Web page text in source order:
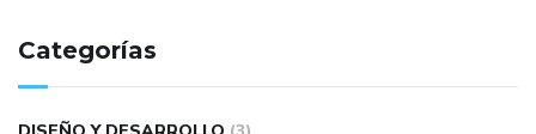
Categorías